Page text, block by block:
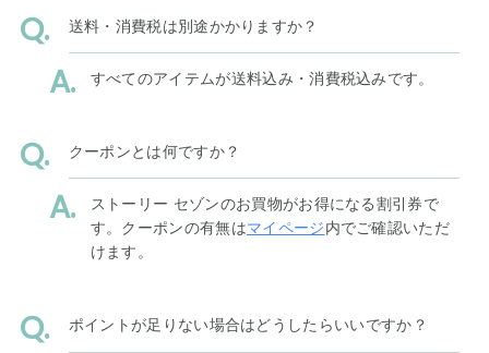
送料・消費税は別途かかりますか？
すべてのアイテムが送料込み・消費税込みです。
クーポンとは何ですか？
ストーリー セゾンのお買物がお得になる割引券で
す。クーポンの有無はマイページ内でご確認いただ
けます。
ポイントが足りない場合はどうしたらいいですか？